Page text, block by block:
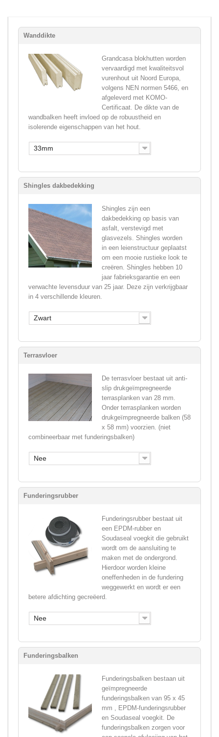
Wanddikte
Grandcasa blokhutten worden
vervaardigd met kwaliteitsvol
vurenhout uit Noord Europa,
volgens NEN normen 5466, en
afgeleverd met KOMO-
Certificaat. De dikte van de
wandbalken heeft invloed op de robuustheid en
isolerende eigenschappen van het hout.
33mm
Shingles dakbedekking
Shingles zijn een
dakbedekking op basis van
asfalt, verstevigd met
glasvezels. Shingles worden
in een leienstructuur geplaatst
om een mooie rustieke look te
creëren. Shingles hebben 10
jaar fabrieksgarantie en een
verwachte levensduur van 25 jaar. Deze zijn verkrijgbaar
in 4 verschillende kleuren.
Zwart
Terrasvloer
De terrasvloer bestaat uit anti-
slip drukgeïmpregneerde
terrasplanken van 28 mm.
Onder terrasplanken worden
drukgeïmpregneerde balken (58
x 58 mm) voorzien. (niet
combineerbaar met funderingsbalken)
Nee
Funderingsrubber
Funderingsrubber bestaat uit
een EPDM-rubber en
Soudaseal voegkit die gebruikt
wordt om de aansluiting te
maken met de ondergrond.
Hierdoor worden kleine
oneffenheden in de fundering
weggewerkt en wordt er een
betere afdichting gecreëerd.
Nee
Funderingsbalken
Funderingsbalken bestaan uit
geïmpregneerde
funderingsbalken van 95 x 45
mm , EPDM-funderingsrubber
en Soudaseal voegkit. De
funderingsbalken zorgen voor